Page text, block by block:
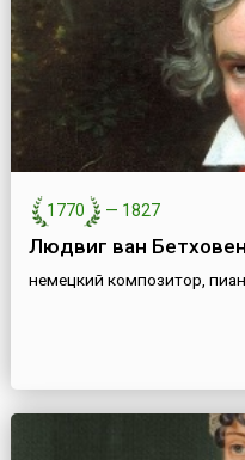
1770 — 1827
Людвиг ван Бетховен
немецкий композитор,